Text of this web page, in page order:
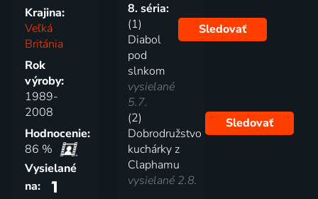
Krajina:
Veľká
Británia
Rok
výroby:
1989-
2008
Hodnocenie:
86 %
Vysielané
na:
8. séria:
(1)
Diabol
pod
slnkom
vysielané
5.7.
Sledovať
(2)
Dobrodružstvo
kuchárky z
Claphamu
vysielané 2.8.
Sledovať